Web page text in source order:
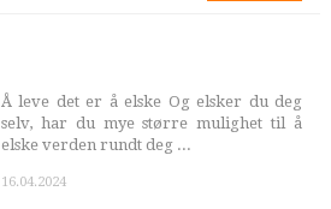
Å leve det er å elske Og elsker du deg
selv, har du mye større mulighet til å
elske verden rundt deg ...
16.04.2024